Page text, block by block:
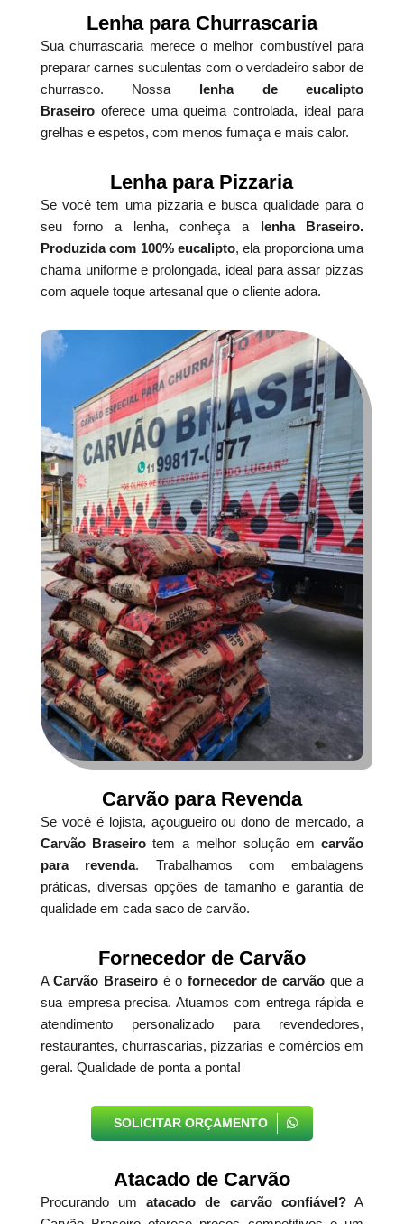
Lenha para Churrascaria
Sua churrascaria merece o melhor combustível para
preparar carnes suculentas com o verdadeiro sabor de
churrasco. Nossa lenha de eucalipto
Braseirooferece uma queima controlada, ideal para
grelhas e espetos, com menos fumaça e mais calor.
Lenha para Pizzaria
Se você tem uma pizzaria e busca qualidade para o
seu forno a lenha, conheça a lenha Braseiro.
Produzida com 100% eucalipto, ela proporciona uma
chama uniforme e prolongada, ideal para assar pizzas
com aquele toque artesanal que o cliente adora.
Carvão para Revenda
Se você é lojista, açougueiro ou dono de mercado, a
Carvão Braseiro tem a melhor solução emcarvão
para revenda. Trabalhamos com embalagens
práticas, diversas opções de tamanho e garantia de
qualidade em cada saco de carvão.
Fornecedor de Carvão
ACarvão Braseiro é o fornecedor de carvão que a
sua empresa precisa. Atuamos com entrega rápida e
atendimento personalizado para revendedores,
restaurantes, churrascarias, pizzarias e comércios em
geral. Qualidade de ponta a ponta!
SOLICITAR ORÇAMENTO
Atacado de Carvão
Procurando umatacado de carvão confiável?A